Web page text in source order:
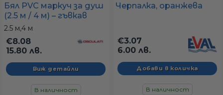
Бял PVC маркуч за душ
(2.5 м / 4 м) – гъвкав
маркуч за душ
накрайници
2.5 м,4 м
€8.08
15.80 лв.
Виж детайли
В наличност
Черпалка, оранжева
€3.07
6.00 лв.
В наличност